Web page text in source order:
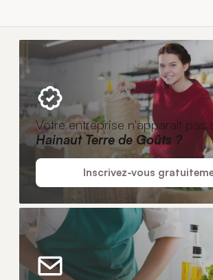
Votre entreprise n'apparaît pas
Hainaut Terre de Goûts ?
Inscrivez-vous